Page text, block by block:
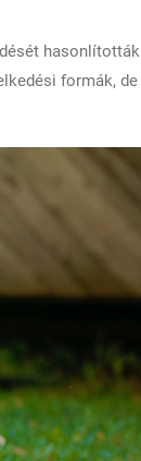
hasonlították
formák, de